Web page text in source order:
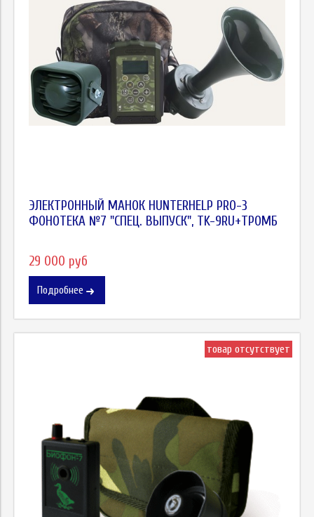
ЭЛЕКТРОННЫЙ МАНОК HUNTERHELP PRO-3
ФОНОТЕКА №7 "СПЕЦ. ВЫПУСК", TK-9RU+ТРОМБ
29 000 руб
Подробнее
товар отсутствует